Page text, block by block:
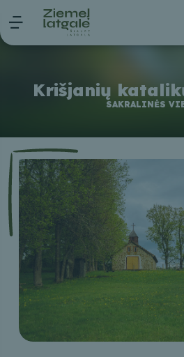
Krišjanių
SAKRALINĖS